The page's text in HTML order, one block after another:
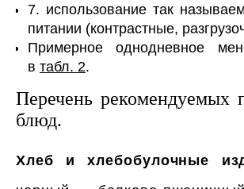
7. использование так
питании (контрастные,
Примерное однодневное
в табл. 2.
Перечень рекомендуемых
блюд.
Хлеб и хлебобулочные